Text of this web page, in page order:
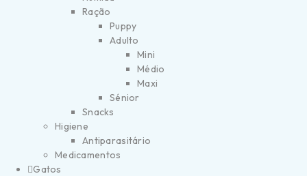
Ração
Puppy
Adulto
Mini
Médio
Maxi
Sénior
Snacks
Higiene
Antiparasitário
Medicamentos
Gatos